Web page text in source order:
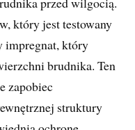
który jest testowany
impregnat, który
brudnika. Ten
zapobiec
struktury